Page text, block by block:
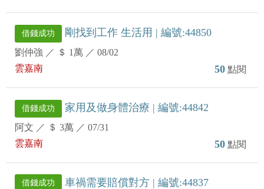
借錢成功 剛找到工作 生活用 | 編號:44850
劉仲強 ／ ＄ 1萬 ／ 08/02
雲嘉南
50 點閱
借錢成功 家用及做身體治療 | 編號:44842
阿文 ／ ＄ 3萬 ／ 07/31
雲嘉南
50 點閱
借錢成功 車禍需要賠償對方 | 編號:44837